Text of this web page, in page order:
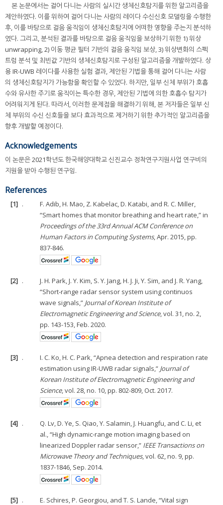
본 논문에서는 걸어 다니는 사람의 실시간 생체신호탐지를 위한 알고리즘을
제안하였다. 이를 위하여 걸어 다니는 사람의 레이다 수신신호 모델링을 수행한
후, 이를 바탕으로 걸음 움직임이 생체신호탐지에 어떠한 영향을 주는지 분석하
였다. 그리고, 분석된 결과를 바탕으로 걸음 움직임을 보상하기 위한 1) 위상
unwrapping, 2) 이동 평균 필터 기반의 걸음 움직임 보상, 3) 위상변화의 스펙
트럼 분석 및 최빈값 기반의 생체신호탐지로 구성된 알고리즘을 개발하였다. 상
용 IR-UWB 레이다를 사용한 실험 결과, 제안된 기법을 통해 걸어 다니는 사람
의 생체신호탐지가 가능함을 확인할 수 있었다. 하지만, 일부 신체 부위가 호흡
수와 유사한 주기로 움직이는 특수한 경우, 제안된 기법에 의한 호흡수 탐지가
어려워지게 된다. 따라서, 이러한 문제점을 해결하기 위해, 본 저자들은 일부 신
체 부위의 수신 신호들을 보다 효과적으로 제거하기 위한 추가적인 알고리즘을
향후 개발할 예정이다.
Acknowledgements
이 논문은 2021학년도 한국해양대학교 신진교수 정착연구지원사업 연구비의
지원을 받아 수행된 연구임.
References
[1] .
F. Adib, H. Mao, Z. Kabelac, D. Katabi, and R. C. Miller,
“Smart homes that monitor breathing and heart rate,” in
Proceedings of the 33rd Annual ACM Conference on
Human Factors in Computing Systems, Apr. 2015, pp.
837-846.
[2] .
J. H. Park, J. Y. Kim, S. Y. Jang, H. J. Ji, Y. Sim, and J. R. Yang,
“Short-range radar sensor system using continuos
wave signals,” Journal of Korean Institute of
Electromagnetic Engineering and Science, vol. 31, no. 2,
pp. 143-153, Feb. 2020.
[3] .
I. C. Ko, H. C. Park, “Apnea detection and respiration rate
estimation using IR-UWB radar signals,” Journal of
Korean Institute of Electromagnetic Engineering and
Science, vol. 28, no. 10, pp. 802-809, Oct. 2017.
[4] .
Q. Lv, D. Ye, S. Qiao, Y. Salamin, J. Huangfu, and C. Li, et
al., “High dynamic-range motion imaging based on
linearized Doppler radar sensor,” IEEE Transactions on
Microwave Theory and Techniques, vol. 62, no. 9, pp.
1837-1846, Sep. 2014.
[5] . E. Schires, P. Georgiou, and T. S. Lande, “Vital sign